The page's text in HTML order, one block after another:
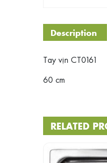
Description
Tay vịn CT0161
60 cm
RELATED